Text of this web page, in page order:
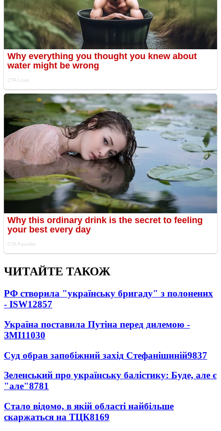
ЧИТАЙТЕ ТАКОЖ
РФ створила "українську бригаду" з полонених
- ISW12857
Україна поставила Путіна перед дилемою -
ЗМІ11030
Суд обрав запобіжний захід Стефанішиній9837
Зеленський про українську балістику: Буде, але є
"але"8781
Стало відомо, в якій області найбільше
скаржаться на ТЦК8169